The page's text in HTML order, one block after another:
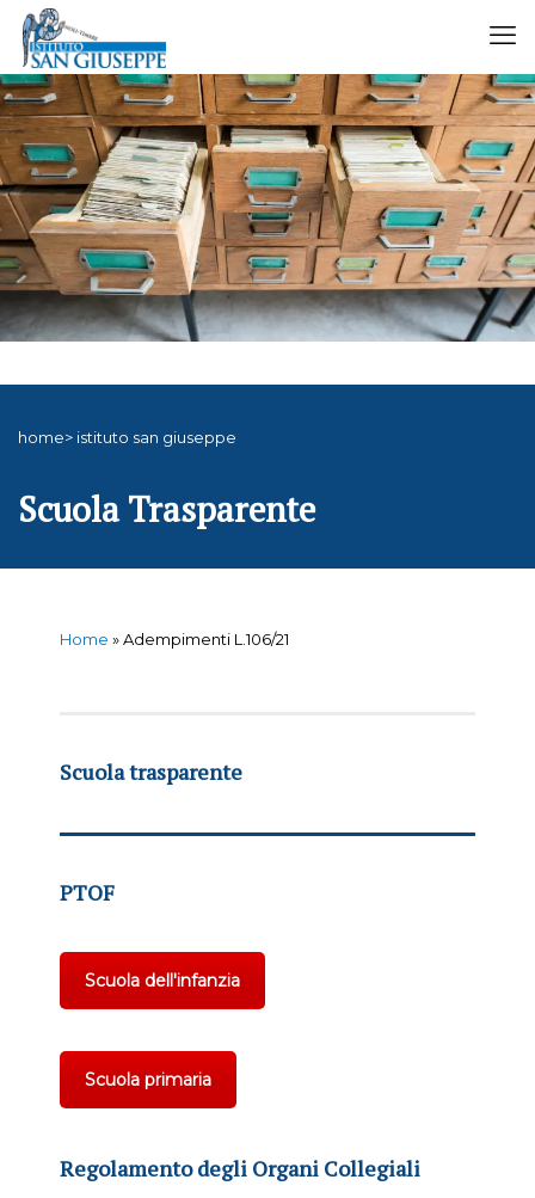
home> istituto san giuseppe
Scuola Trasparente
Home »Adempimenti L.106/21
Scuola trasparente
PTOF
Scuola dell'infanzia
Scuola primaria
Regolamento degli Organi Collegiali